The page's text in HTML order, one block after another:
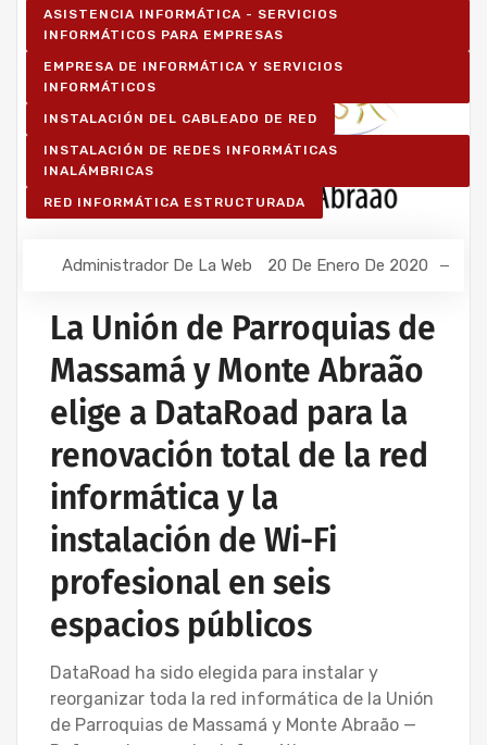
ASISTENCIA INFORMÁTICA - SERVICIOS
INFORMÁTICOS PARA EMPRESAS
EMPRESA DE INFORMÁTICA Y SERVICIOS
INFORMÁTICOS
INSTALACIÓN DEL CABLEADO DE RED
INSTALACIÓN DE REDES INFORMÁTICAS
INALÁMBRICAS
RED INFORMÁTICA ESTRUCTURADA
Administrador De La Web 20 De Enero De 2020
La Unión de Parroquias de
Massamá y Monte Abraão
elige a DataRoad para la
renovación total de la red
informática y la
instalación de Wi-Fi
profesional en seis
espacios públicos
DataRoad ha sido elegida para instalar y
reorganizar toda la red informática de la Unión
de Parroquias de Massamá y Monte Abraão —